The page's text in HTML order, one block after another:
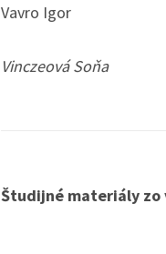
Vavro Igor
Vinczeová Soňa
Študijné materiály zo